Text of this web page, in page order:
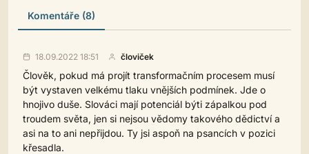
Komentáře (8)
18.09.2022 18:51 človiček
Člověk, pokud má projít transformačním procesem musí
být vystaven velkému tlaku vnějších podmínek. Jde o
hnojivo duše. Slováci mají potenciál býti zápalkou pod
troudem světa, jen si nejsou vědomy takového dědictví a
asi na to ani nepřijdou. Ty jsi aspoň na psancích v pozici
křesadla.